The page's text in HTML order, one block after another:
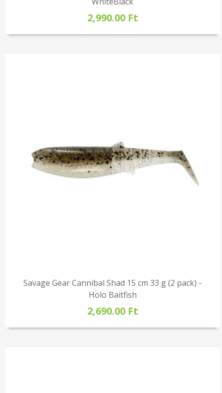
2,990.00 Ft
Savage Gear Cannibal Shad 15 cm 33 g (2 pack) -
Holo Baitfish
2,690.00 Ft